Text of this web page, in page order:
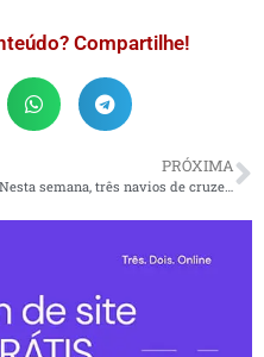
Compartilhe!
PRÓXIMA
Nesta semana, três navios de cruzeiro passam pelo Porto de Santos